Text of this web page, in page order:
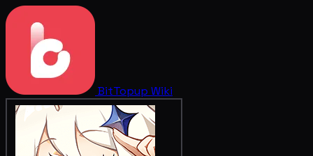
BitTopup Wiki